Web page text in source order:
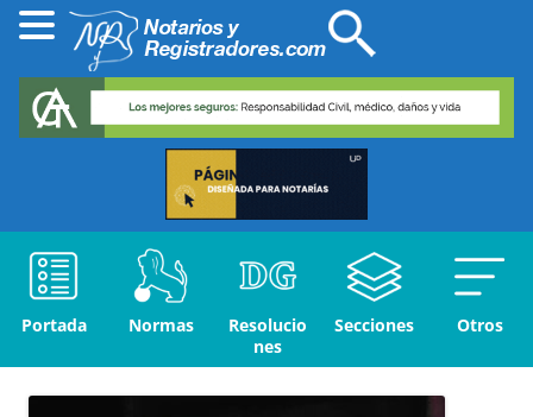
Portada Normas
Resolucio
nes
Secciones Otros